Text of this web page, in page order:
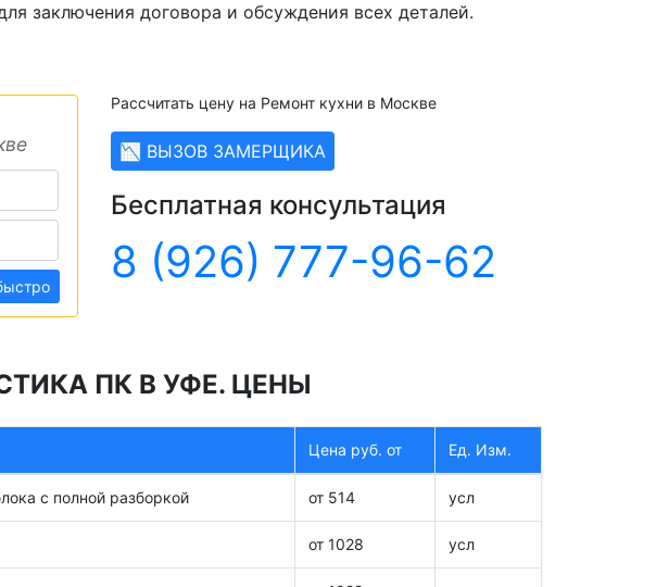
заключения договора и обсуждения всех деталей.
Рассчитать цену на Ремонт кухни в Москве
📉 ВЫЗОВ ЗАМЕРЩИКА
Бесплатная консультация
8 (926) 777-96-62
ПК В УФЕ. ЦЕНЫ
Цена руб. от Ед. Изм.
с полной разборкой от 514 усл
от 1028 усл